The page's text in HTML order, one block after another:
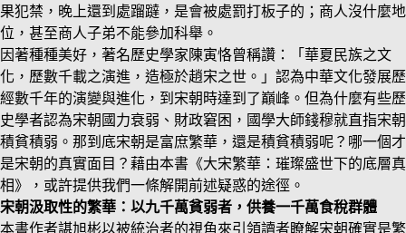
果犯禁，晚上還到處蹓躂，是會被處罰打板子的；商人沒什麼地
位，甚至商人子弟不能參加科舉。
因著種種美好，著名歷史學家陳寅恪曾稱讚：「華夏民族之文
化，歷數千載之演進，造極於趙宋之世。」認為中華文化發展歷
經數千年的演變與進化，到宋朝時達到了巔峰。但為什麼有些歷
史學者認為宋朝國力衰弱、財政窘困，國學大師錢穆就直指宋朝
積貧積弱。那到底宋朝是富庶繁華，還是積貧積弱呢？哪一個才
是宋朝的真實面目？藉由本書《大宋繁華：璀璨盛世下的底層真
相》，或許提供我們一條解開前述疑惑的途徑。
宋朝汲取性的繁華：以九千萬貧弱者，供養一千萬食稅群體
本書作者諶旭彬以被統治者的視角來引領讀者瞭解宋朝確實是繁